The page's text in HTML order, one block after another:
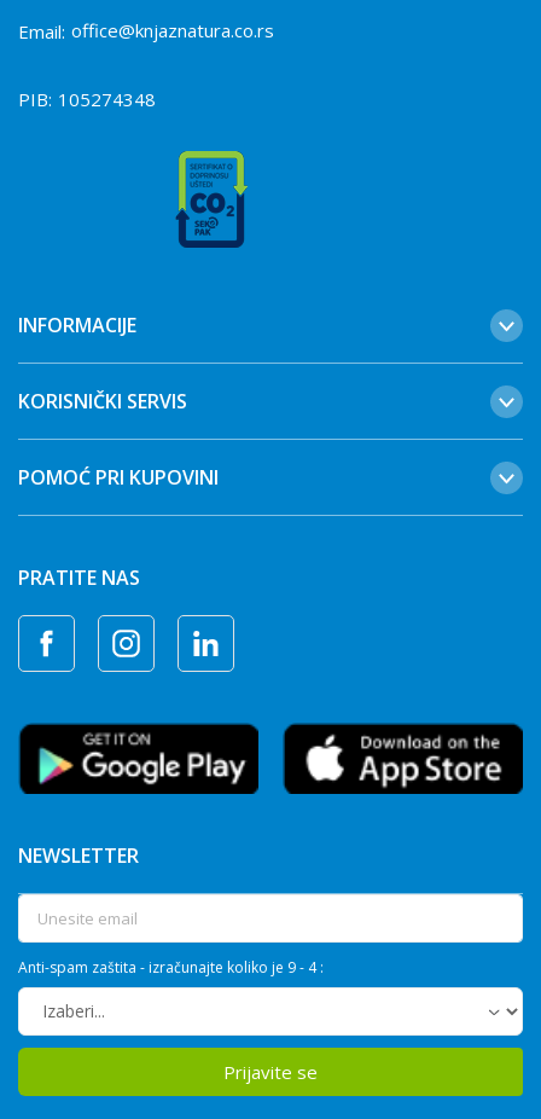
Email: office@knjaznatura.co.rs
PIB: 105274348
INFORMACIJE
KORISNIČKI SERVIS
POMOĆ PRI KUPOVINI
PRATITE NAS
NEWSLETTER
Anti-spam zaštita - izračunajte koliko je 9 - 4 :
Prijavite se